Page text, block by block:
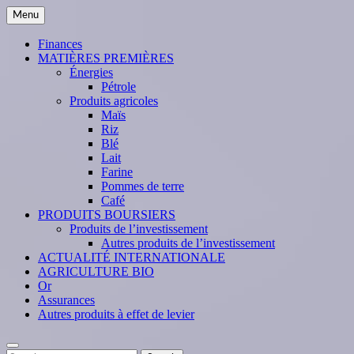
Skip
to
content
Menu
Finances
MATIÈRES PREMIÈRES
Énergies
Pétrole
Produits agricoles
Maïs
Riz
Blé
Lait
Farine
Pommes de terre
Café
PRODUITS BOURSIERS
Produits de l’investissement
Autres produits de l’investissement
ACTUALITÉ INTERNATIONALE
AGRICULTURE BIO
Or
Assurances
Autres produits à effet de levier
Search